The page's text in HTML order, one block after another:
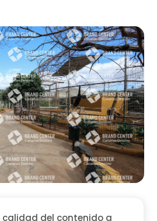
calidad del contenido a